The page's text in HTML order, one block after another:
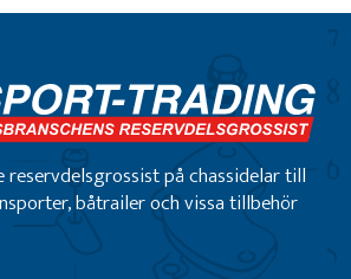
reservdelsgrossist på chassidelar till
båtrailer och vissa tillbehör